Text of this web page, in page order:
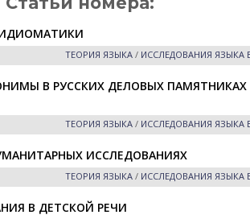
ИДИОМАТИКИ
ТЕОРИЯ ЯЗЫКА / ИССЛЕДОВАНИЯ ЯЗЫКА
В РУССКИХ ДЕЛОВЫХ
ТЕОРИЯ ЯЗЫКА / ИССЛЕДОВАНИЯ ЯЗЫКА
ИССЛЕДОВАНИЯХ
ТЕОРИЯ ЯЗЫКА / ИССЛЕДОВАНИЯ ЯЗЫКА
В ДЕТСКОЙ РЕЧИ